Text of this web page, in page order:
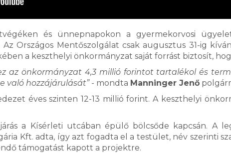
és ünnepnapokon a gyermekorvosi
Országos Mentőszolgálat csak augusztus 31-ig
a keszthelyi önkormányzat saját forrást biztosít,
az önkormányzat 4,3 millió forintot tartalékol és
való hozzájárulását”- mondta Manninger Jenő
éves szinten 12-13 millió forint. A keszthelyi
a Kísérleti utcában épülő bölcsőde kapcsán. A
Kft. adta, így azt fogadta el a testület, név szerinti
támogatást kapott a projektre.